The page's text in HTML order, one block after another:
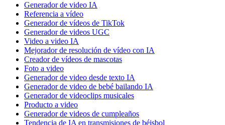
Generador de video IA
Referencia a vídeo
Generador de vídeos de TikTok
Generador de videos UGC
Video a video IA
Mejorador de resolución de vídeo con IA
Creador de vídeos de mascotas
Foto a video
Generador de video desde texto IA
Generador de video de bebé bailando IA
Generador de videoclips musicales
Producto a video
Generador de videos de cumpleaños
Tendencia de IA en transmisiones de béisbol